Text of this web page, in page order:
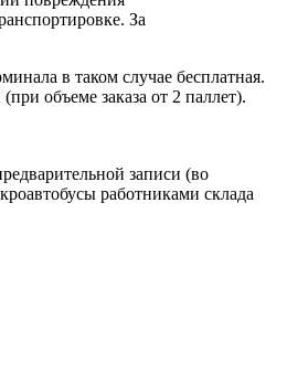
За
в таком случае бесплатная.
объеме заказа от 2 паллет).
записи (во
работниками склада